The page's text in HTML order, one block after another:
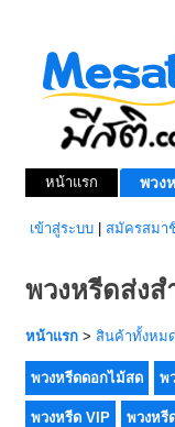
หน้าแรก พวง
เข้าสู่ระบบ สมัครสมา
พวงหรีดส่งส
หน้าแรก > สินค้าทั้งหม
พวงหรีดดอกไม้สด พ
พวงหรีด VIP พวงหรี